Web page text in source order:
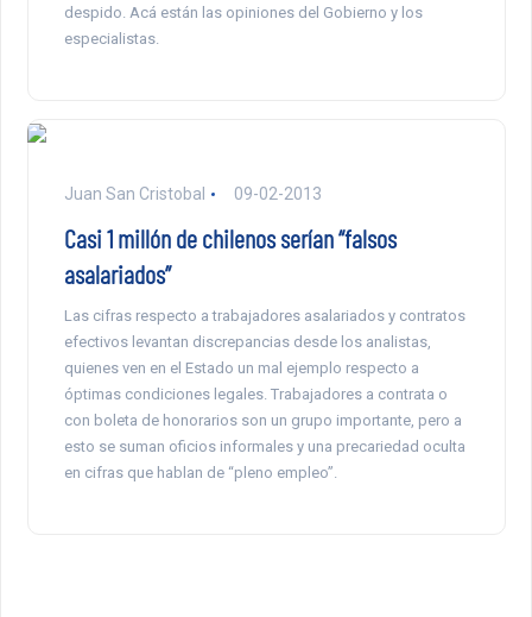
despido. Acá están las opiniones del Gobierno y los
especialistas.
Juan San Cristobal 09-02-2013
Casi 1 millón de chilenos serían “falsos
asalariados”
Las cifras respecto a trabajadores asalariados y contratos
efectivos levantan discrepancias desde los analistas,
quienes ven en el Estado un mal ejemplo respecto a
óptimas condiciones legales. Trabajadores a contrata o
con boleta de honorarios son un grupo importante, pero a
esto se suman oficios informales y una precariedad oculta
en cifras que hablan de “pleno empleo”.